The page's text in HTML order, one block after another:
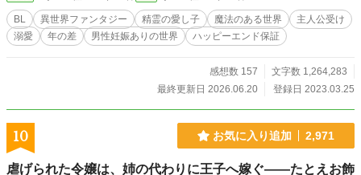
BL 異世界ファンタジー 精霊の愛し子 魔法のある世界
主人公受け
溺愛
年の差 男性妊娠ありの世界 ハッピーエンド保証
感想数 157
文字数 1,264,283
最終更新日 2026.06.20
登録日 2023.03.25
10 お気に入り追加 2,971
虐げられた令嬢は、姉の代わりに王子へ嫁ぐ――たとえお飾